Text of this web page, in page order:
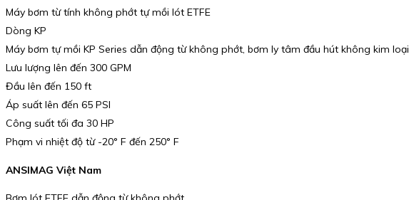
Máy bơm từ tính không phớt tự mồi lót ETFE
Dòng KP
Máy bơm tự mồi KP Series dẫn động từ không phớt, bơm ly tâm đầu hút không kim loại
Lưu lượng lên đến 300 GPM
Đầu lên đến 150 ft
Áp suất lên đến 65 PSI
Công suất tối đa 30 HP
Phạm vi nhiệt độ từ -20° F đến 250° F
ANSIMAG Việt Nam